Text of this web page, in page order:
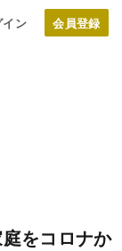
イン
をコロナか